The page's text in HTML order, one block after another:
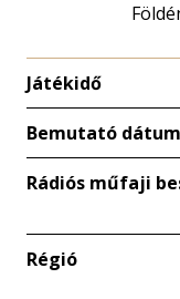
Játékidő
Bemutató
Rádiós műfaji
Régió